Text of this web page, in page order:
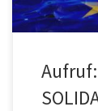
Aufruf: